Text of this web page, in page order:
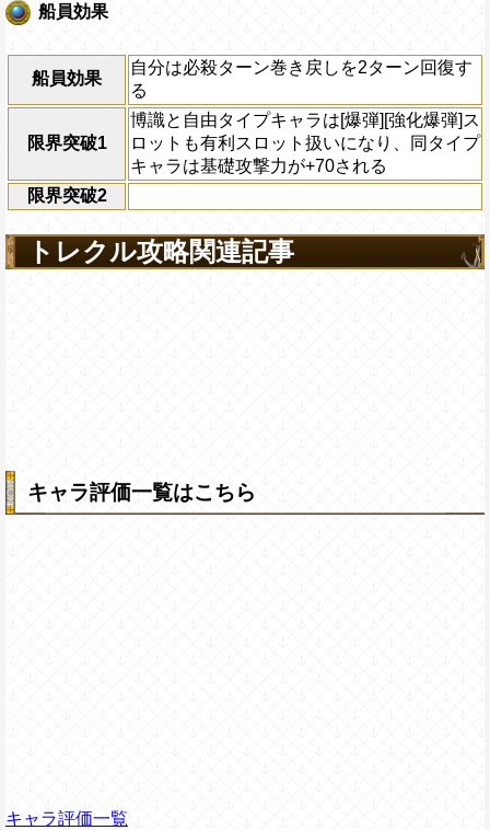
船員効果
船員効果
自分は必殺ターン巻き戻しを2ターン回復す
る
限界突破1
博識と自由タイプキャラは[爆弾][強化爆弾]ス
ロットも有利スロット扱いになり、同タイプ
キャラは基礎攻撃力が+70される
限界突破2
トレクル攻略関連記事
キャラ評価一覧はこちら
キャラ評価一覧